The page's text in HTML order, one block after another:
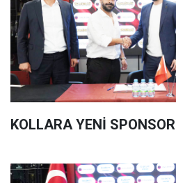
KOLLARA YENİ SPONSOR